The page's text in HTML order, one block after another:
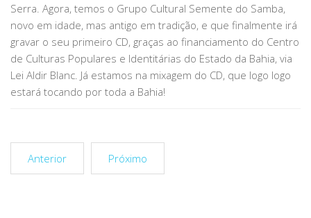
Serra. Agora, temos o Grupo Cultural Semente do Samba,
novo em idade, mas antigo em tradição, e que finalmente irá
gravar o seu primeiro CD, graças ao financiamento do Centro
de Culturas Populares e Identitárias do Estado da Bahia, via
Lei Aldir Blanc. Já estamos na mixagem do CD, que logo logo
estará tocando por toda a Bahia!
Anterior Próximo